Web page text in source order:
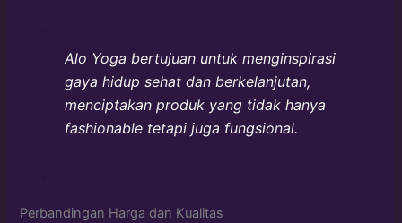
Alo Yoga bertujuan untuk menginspirasi
gaya hidup sehat dan berkelanjutan,
menciptakan produk yang tidak hanya
fashionable tetapi juga fungsional.
Perbandingan Harga dan Kualitas